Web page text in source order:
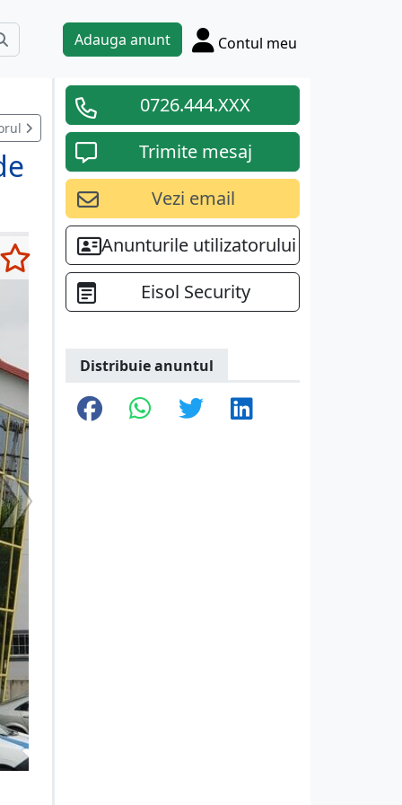
Adauga anunt Contul meu
0726.444.XXX
Trimite mesaj
Vezi email
Anunturile utilizatorului
Eisol Security
Distribuie anuntul